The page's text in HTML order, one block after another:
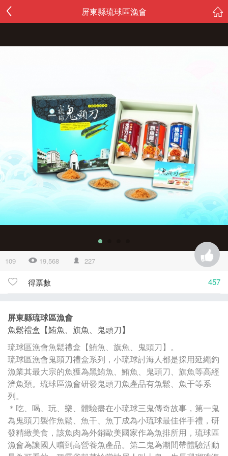
屏東縣琉球區漁會
109 19,568 227
得票數 457
屏東縣琉球區漁會
魚鬆禮盒【鮪魚、旗魚、鬼頭刀】
琉球區漁會魚鬆禮盒【鮪魚、旗魚、鬼頭刀】。
琉球區漁會鬼頭刀禮盒系列，小琉球討海人都是採用延繩釣
漁業其最大宗的魚獲為黑鮪魚、鮪魚、鬼頭刀、旗魚等高經
濟魚類。琉球區漁會研發鬼頭刀魚產品有魚鬆、魚干等系
列。
＊吃、喝、玩、樂、體驗盡在小琉球三鬼傳奇故事，第一鬼
為鬼頭刀製作魚鬆、魚干、魚丁成為小琉球最佳伴手禮，研
發精緻美食，該魚肉為外銷歐美國家作為魚排所用，琉球區
漁會為讓國人嚐到高營養魚產品。第二鬼為潮間帶體驗活動